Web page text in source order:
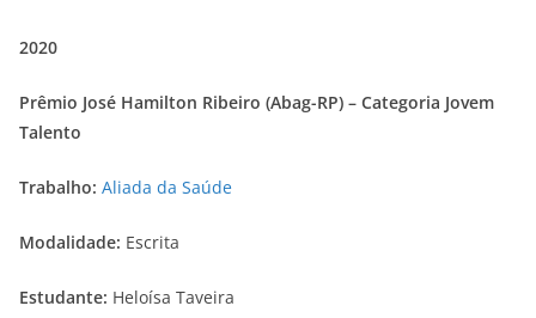
2020
Prêmio José Hamilton Ribeiro (Abag-RP) – Categoria Jovem
Talento
Trabalho: Aliada da Saúde
Modalidade: Escrita
Estudante: Heloísa Taveira